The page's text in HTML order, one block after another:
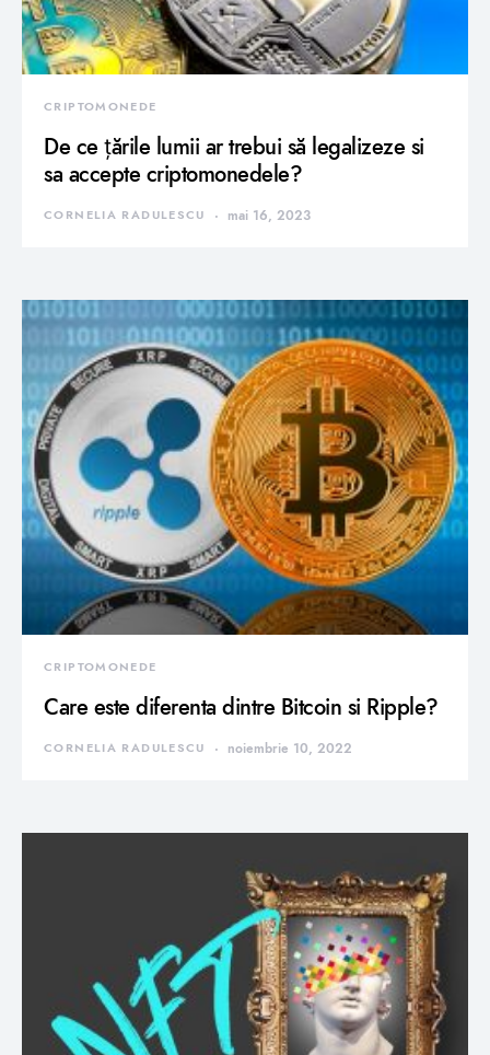
CRIPTOMONEDE
De ce țările lumii ar trebui să legalizeze si
sa accepte criptomonedele?
CORNELIA RADULESCU mai 16, 2023
CRIPTOMONEDE
Care este diferenta dintre Bitcoin si Ripple?
CORNELIA RADULESCU noiembrie 10, 2022